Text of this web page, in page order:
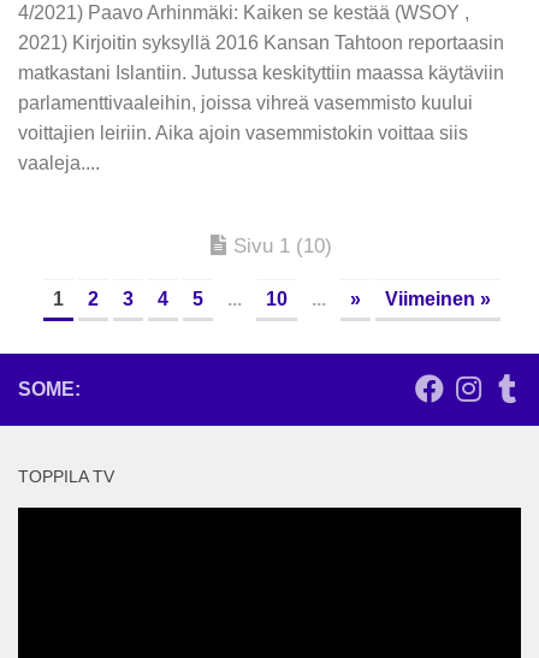
4/2021) Paavo Arhinmäki: Kaiken se kestää (WSOY ,
2021) Kirjoitin syksyllä 2016 Kansan Tahtoon reportaasin
matkastani Islantiin. Jutussa keskityttiin maassa käytäviin
parlamenttivaaleihin, joissa vihreä vasemmisto kuului
voittajien leiriin. Aika ajoin vasemmistokin voittaa siis
vaaleja....
Sivu 1 (10)
1 2 3 4 5 ... 10 ... » Viimeinen »
SOME:
TOPPILA TV